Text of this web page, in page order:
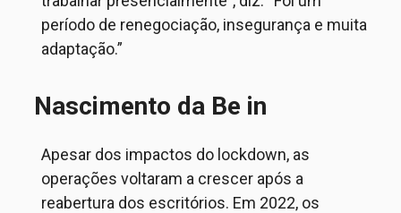
período de renegociação, insegurança e muita
adaptação.”
Nascimento da Be in
Apesar dos impactos do lockdown, as
operações voltaram a crescer após a
reabertura dos escritórios. Em 2022, os